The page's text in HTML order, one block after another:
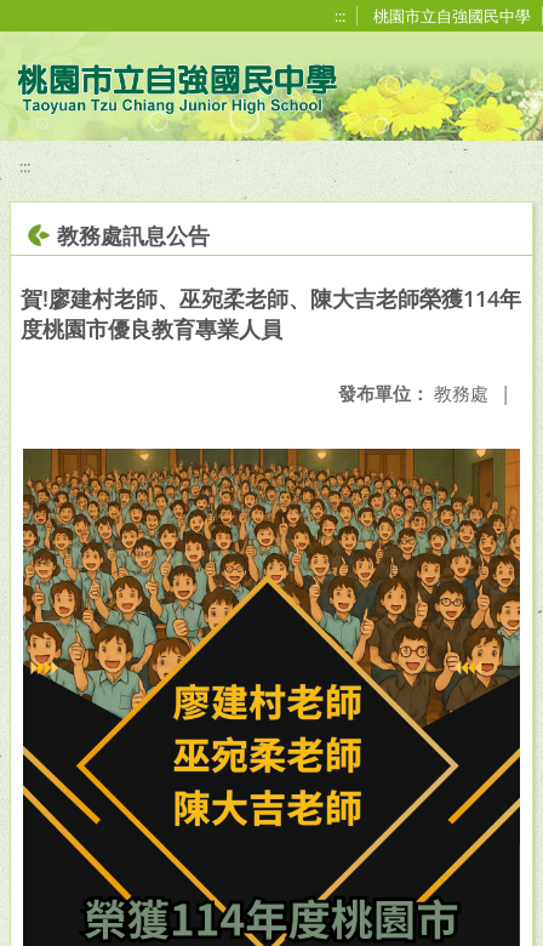
::: 桃園市立自強國民中學
:::
教務處訊息公告
賀!廖建村老師、巫宛柔老師、陳大吉老師榮獲114年
度桃園市優良教育專業人員
發布單位： 教務處 |